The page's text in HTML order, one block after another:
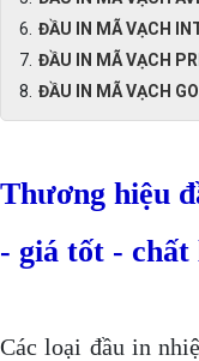
ĐẦU IN MÃ VẠCH
ĐẦU IN MÃ VẠCH
ĐẦU IN MÃ VẠCH
Thương hiệu
- giá tốt - chất
Các loại đầu in